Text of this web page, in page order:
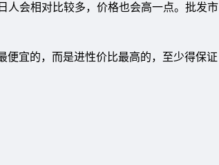
人会相对比较多，价格也会高一点。批发市
便宜的，而是进性价比最高的，至少得保证